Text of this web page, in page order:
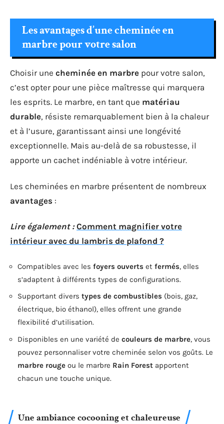
Les avantages d’une cheminée en
marbre pour votre salon
Choisir une cheminée en marbre pour votre salon,
c’est opter pour une pièce maîtresse qui marquera
les esprits. Le marbre, en tant que matériau
durable, résiste remarquablement bien à la chaleur
et à l’usure, garantissant ainsi une longévité
exceptionnelle. Mais au-delà de sa robustesse, il
apporte un cachet indéniable à votre intérieur.
Les cheminées en marbre présentent de nombreux
avantages :
Lire également : Comment magnifier votre
intérieur avec du lambris de plafond ?
Compatibles avec les foyers ouverts et fermés, elles
s’adaptent à différents types de configurations.
Supportant divers types de combustibles (bois, gaz,
électrique, bio éthanol), elles offrent une grande
flexibilité d’utilisation.
Disponibles en une variété de couleurs de marbre, vous
pouvez personnaliser votre cheminée selon vos goûts. Le
marbre rouge ou le marbre Rain Forest apportent
chacun une touche unique.
Une ambiance cocooning et chaleureuse